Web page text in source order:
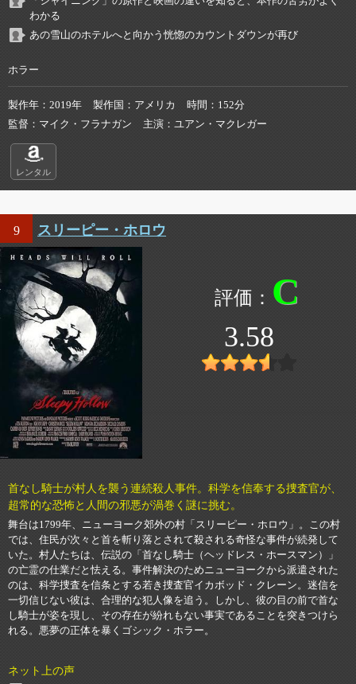
わかる
あの雪山のホテルへと向かう恍惚のカウントダウンが再び
ホラー
製作年 2019年 製作国 アメリカ 時間
152分
監督
マイク・フラナガン 主演 ユアン・マクレガー
レンタル
9 スリーピー・ホロウ
C
3.58
首なし騎士が村人を襲う連続殺人事件。科学を信奉する捜査官が、
超常的な恐怖と人間の邪悪が渦巻く謎に挑む。
舞台は1799年、ニューヨーク郊外の村「スリーピー・ホロウ」。この村
では、住民が次々と首を斬り落とされて殺される奇怪な事件が続発して
いた。村人たちは、伝説の「首なし騎士（ヘッドレス・ホースマン）」
の亡霊の仕業だと怯える。事件解決のためニューヨークから派遣された
のは、科学捜査を信条とする若き捜査官イカボッド・クレーン。迷信を
一切信じない彼は、合理的な犯人像を追う。しかし、彼の目の前で首な
し騎士が姿を現し、その存在が紛れもない事実であることを突きつけら
れる。悪夢の正体を暴くゴシック・ホラー。
ネット上の声